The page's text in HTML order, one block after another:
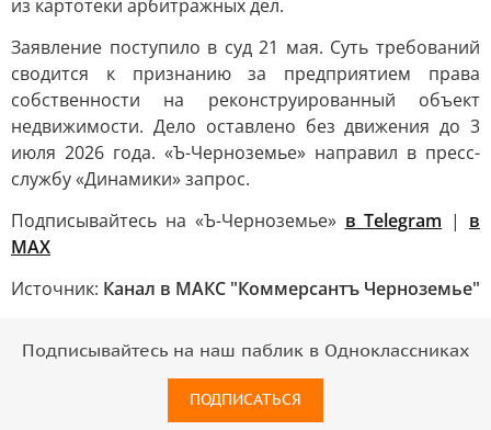
из картотеки арбитражных дел.
Заявление поступило в суд 21 мая. Суть требований
сводится к признанию за предприятием права
собственности на реконструированный объект
недвижимости. Дело оставлено без движения до 3
июля 2026 года. «Ъ-Черноземье» направил в пресс-
службу «Динамики» запрос.
Подписывайтесь на «Ъ-Черноземье» в Telegram | в
MAX
Источник: Канал в МАКС "Коммерсантъ Черноземье"
Подписывайтесь на наш паблик в Одноклассниках
ПОДПИСАТЬСЯ